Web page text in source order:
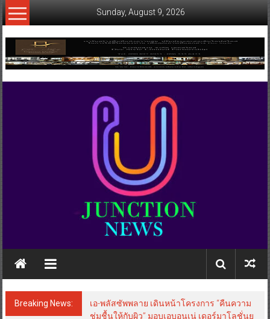
Skip
to
Sunday, August 9, 2026
www.ujunctionnews.com
เว็บ
ข่าว
Breaking News:
เอ-พลัสซัพพลาย เดินหน้าโครงการ “คืนความ
ชุ่มชื้นให้กับผิว” มอบเอบอนเน่ เดอร์มาโลชั่นยู